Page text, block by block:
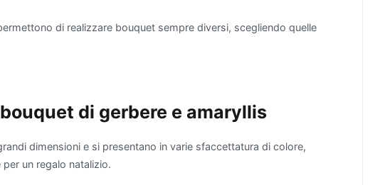
di realizzare bouquet sempre diversi, scegliendo quelle
di gerbere e amaryllis
dimensioni e si presentano in varie sfaccettatura di colore,
un regalo natalizio.